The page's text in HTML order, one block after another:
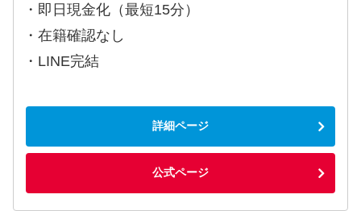
・即日現金化（最短15分）
・在籍確認なし
・LINE完結
詳細ページ
公式ページ